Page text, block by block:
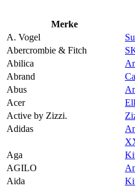
Praktisk
Merke
A. Vogel
Abercrombie & Fitch
Abilica
Abrand
Abus
Acer
Active by Zizzi.
Adidas
Aga
AGILO
Aida